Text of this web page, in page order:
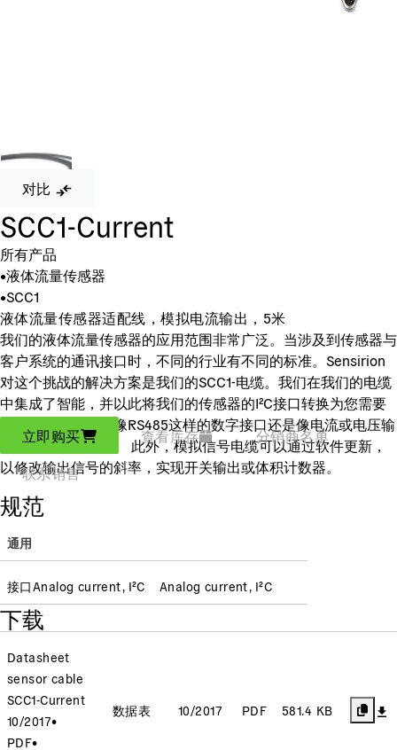
对比
SCC1-Current
所有产品
•液体流量传感器
•SCC1
液体流量传感器适配线，模拟电流输出，5米
我们的液体流量传感器的应用范围非常广泛。当涉及到传感器与
客户系统的通讯接口时，不同的行业有不同的标准。Sensirion
对这个挑战的解决方案是我们的SCC1-电缆。我们在我们的电缆
中集成了智能，并以此将我们的传感器的I²C接口转换为您需要
的接口：无论这是像RS485这样的数字接口还是像电流或电压输
出这样的模拟接口。 此外，模拟信号电缆可以通过软件更新，
以修改输出信号的斜率，实现开关输出或体积计数器。
立即购买 查看库存 分销商名单
联系销售
规范
通用
接口Analog current, I²C Analog current, I²C
下载
Datasheet
sensor cable
SCC1-Current
10/2017•
PDF•
数据表 10/2017 PDF 581.4 KB